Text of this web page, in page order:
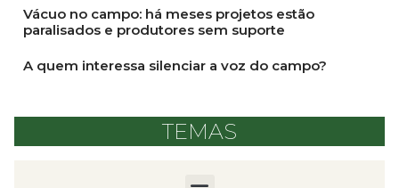
Vácuo no campo: há meses projetos estão
paralisados e produtores sem suporte
A quem interessa silenciar a voz do campo?
TEMAS